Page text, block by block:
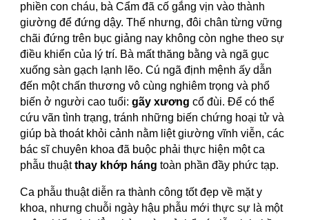
phiền con cháu, bà Cẩm đã cố gắng vịn vào thành
giường để đứng dậy. Thế nhưng, đôi chân từng vững
chãi đứng trên bục giảng nay không còn nghe theo sự
điều khiển của lý trí. Bà mất thăng bằng và ngã gục
xuống sàn gạch lạnh lẽo. Cú ngã định mệnh ấy dẫn
đến một chấn thương vô cùng nghiêm trọng và phổ
biến ở người cao tuổi:gãy xương cổ đùi. Để có thể
cứu vãn tình trạng, tránh những biến chứng hoại tử và
giúp bà thoát khỏi cảnh nằm liệt giường vĩnh viễn, các
bác sĩ chuyên khoa đã buộc phải thực hiện một ca
phẫu thuậtthay khớp háng toàn phần đầy phức tạp.
Ca phẫu thuật diễn ra thành công tốt đẹp về mặt y
khoa, nhưng chuỗi ngày hậu phẫu mới thực sự là một